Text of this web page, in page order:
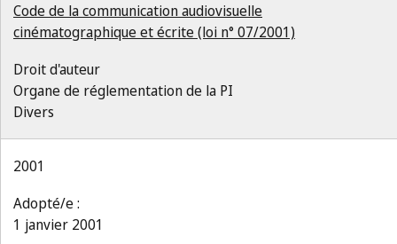
Code de la communication audiovisuelle
cinématographique et écrite (loi n° 07/2001)
Droit d'auteur
Organe de réglementation de la PI
Divers
2001
Adopté/e :
1 janvier 2001